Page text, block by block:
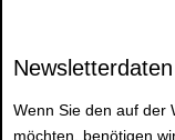
Newsletterdaten
Wenn Sie den auf der
möchten, benötigen